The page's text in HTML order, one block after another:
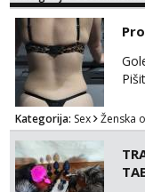
Kategorija: Sex Ženska